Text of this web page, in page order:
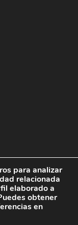
Madrid
S.L.
por
para analizar
relacionada
elaborado a
obtener
en